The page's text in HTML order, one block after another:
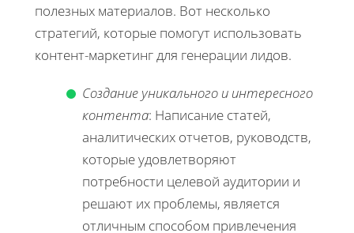
полезных материалов. Вот несколько
стратегий, которые помогут использовать
контент-маркетинг для генерации лидов.
Создание уникального и интересного
контента: Написание статей,
аналитических отчетов, руководств,
которые удовлетворяют
потребности целевой аудитории и
решают их проблемы, является
отличным способом привлечения